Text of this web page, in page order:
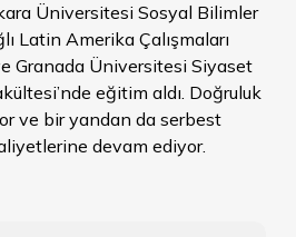
Üniversitesi Sosyal Bilimler
Latin Amerika Çalışmaları
Granada Üniversitesi Siyaset
eğitim aldı. Doğruluk
ve bir yandan da serbest
devam ediyor.